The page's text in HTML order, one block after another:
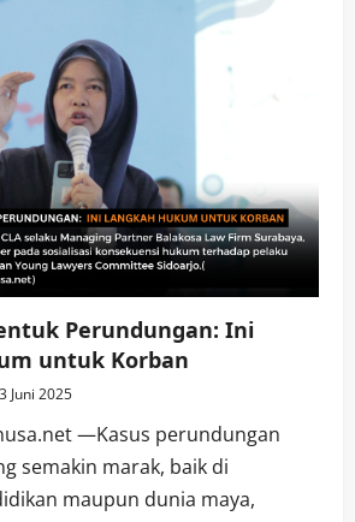
Perundungan: Ini
untuk Korban
3 Juni 2025
—Kasus perundungan
semakin marak, baik di
maupun dunia maya,